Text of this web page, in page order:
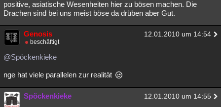
positive, asiatische Wesenheiten hier zu bösen machen. Die
Drachen sind bei uns meist böse da drüben aber Gut.
Genosis 12.01.2010 um 14:54
beschäftigt
@Spöckenkieke
nge hat viele parallelen zur realität
Spöckenkieke 12.01.2010 um 14:55